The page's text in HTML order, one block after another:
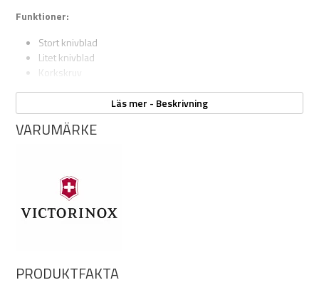
Funktioner:
Stort knivblad
Litet knivblad
Korkskruv
Liten skruvmejsel som även passar Philips skruvar
Kapsylöppnare med
Liten skruvmejsel
Nyckelring
Tandpetare
Pincett
Sax
Läs mer - Beskrivning
VARUMÄRKE
PRODUKTFAKTA